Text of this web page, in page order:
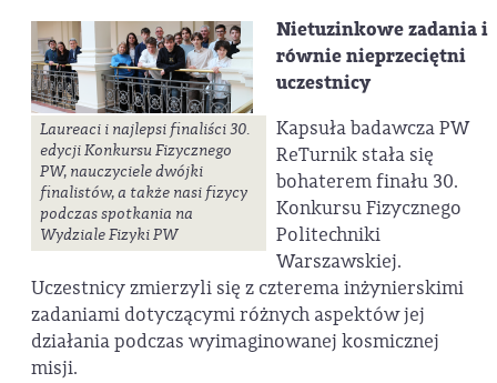
Laureaci i najlepsi finaliści 30.
edycji Konkursu Fizycznego
PW, nauczyciele dwójki
finalistów, a także nasi fizycy
podczas spotkania na
Wydziale Fizyki PW
Nietuzinkowe zadania i
równie nieprzeciętni
uczestnicy
Kapsuła badawcza PW
ReTurnik stała się
bohaterem finału 30.
Konkursu Fizycznego
Politechniki
Warszawskiej.
Uczestnicy zmierzyli się z czterema inżynierskimi
zadaniami dotyczącymi różnych aspektów jej
działania podczas wyimaginowanej kosmicznej
misji.